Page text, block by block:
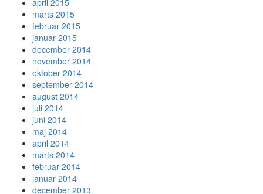
marts 2015
februar 2015
januar 2015
december 2014
november 2014
oktober 2014
september 2014
august 2014
juli 2014
juni 2014
maj 2014
april 2014
marts 2014
februar 2014
januar 2014
december 2013